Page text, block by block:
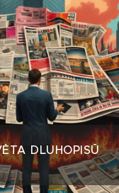
DLUHOPISŮ